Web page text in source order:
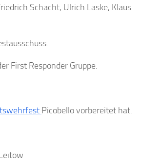
Schacht, Ulrich Laske, Klaus
First Responder Gruppe.
Picobello vorbereitet hat.